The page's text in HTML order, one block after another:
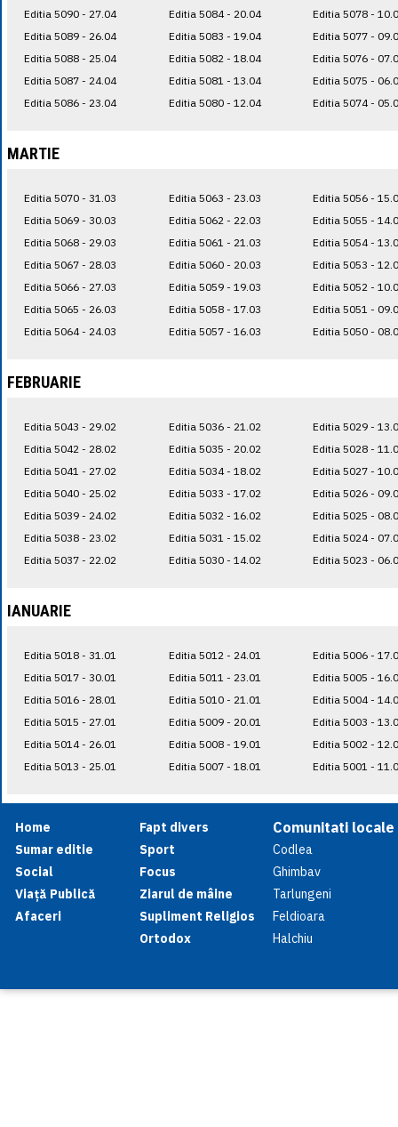
Editia 5090 - 27.04
Editia 5089 - 26.04
Editia 5088 - 25.04
Editia 5087 - 24.04
Editia 5086 - 23.04
Editia 5084 - 20.04
Editia 5083 - 19.04
Editia 5082 - 18.04
Editia 5081 - 13.04
Editia 5080 - 12.04
Editia 5078 -
Editia 5077 -
Editia 5076 -
Editia 5075 -
Editia 5074 -
MARTIE
Editia 5070 - 31.03
Editia 5069 - 30.03
Editia 5068 - 29.03
Editia 5067 - 28.03
Editia 5066 - 27.03
Editia 5065 - 26.03
Editia 5064 - 24.03
Editia 5063 - 23.03
Editia 5062 - 22.03
Editia 5061 - 21.03
Editia 5060 - 20.03
Editia 5059 - 19.03
Editia 5058 - 17.03
Editia 5057 - 16.03
Editia 5056 -
Editia 5055 -
Editia 5054 -
Editia 5053 -
Editia 5052 -
Editia 5051 -
Editia 5050 -
FEBRUARIE
Editia 5043 - 29.02
Editia 5042 - 28.02
Editia 5041 - 27.02
Editia 5040 - 25.02
Editia 5039 - 24.02
Editia 5038 - 23.02
Editia 5037 - 22.02
Editia 5036 - 21.02
Editia 5035 - 20.02
Editia 5034 - 18.02
Editia 5033 - 17.02
Editia 5032 - 16.02
Editia 5031 - 15.02
Editia 5030 - 14.02
Editia 5029 -
Editia 5028 -
Editia 5027 -
Editia 5026 -
Editia 5025 -
Editia 5024 -
Editia 5023 -
IANUARIE
Editia 5018 - 31.01
Editia 5017 - 30.01
Editia 5016 - 28.01
Editia 5015 - 27.01
Editia 5014 - 26.01
Editia 5013 - 25.01
Editia 5012 - 24.01
Editia 5011 - 23.01
Editia 5010 - 21.01
Editia 5009 - 20.01
Editia 5008 - 19.01
Editia 5007 - 18.01
Editia 5006 -
Editia 5005 -
Editia 5004 -
Editia 5003 -
Editia 5002 -
Editia 5001 -
Home
Sumar editie
Social
Viață Publică
Afaceri
Fapt divers
Sport
Focus
Ziarul de mâine
Supliment Religios
Ortodox
Comunitati locale
Codlea
Ghimbav
Tarlungeni
Feldioara
Halchiu